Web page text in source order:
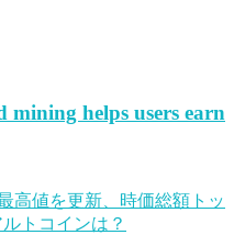
helps users earn